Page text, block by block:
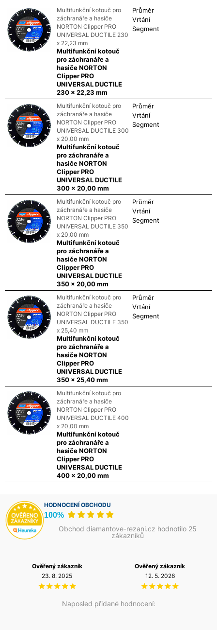
Multifunkční kotouč pro
záchranáře a hasiče
NORTON Clipper PRO
UNIVERSAL DUCTILE 230
x 22,23 mm
Multifunkční kotouč
pro záchranáře a
hasiče NORTON
Clipper PRO
UNIVERSAL DUCTILE
230 x 22,23 mm
Průměr
Vrtání
Segment
Multifunkční kotouč pro
záchranáře a hasiče
NORTON Clipper PRO
UNIVERSAL DUCTILE 300
x 20,00 mm
Multifunkční kotouč
pro záchranáře a
hasiče NORTON
Clipper PRO
UNIVERSAL DUCTILE
300 x 20,00 mm
Průměr
Vrtání
Segment
Multifunkční kotouč pro
záchranáře a hasiče
NORTON Clipper PRO
UNIVERSAL DUCTILE 350
x 20,00 mm
Multifunkční kotouč
pro záchranáře a
hasiče NORTON
Clipper PRO
UNIVERSAL DUCTILE
350 x 20,00 mm
Průměr
Vrtání
Segment
Multifunkční kotouč pro
záchranáře a hasiče
NORTON Clipper PRO
UNIVERSAL DUCTILE 350
x 25,40 mm
Multifunkční kotouč
pro záchranáře a
hasiče NORTON
Clipper PRO
UNIVERSAL DUCTILE
350 x 25,40 mm
Průměr
Vrtání
Segment
Multifunkční kotouč pro
záchranáře a hasiče
NORTON Clipper PRO
UNIVERSAL DUCTILE 400
x 20,00 mm
Multifunkční kotouč
pro záchranáře a
hasiče NORTON
Clipper PRO
UNIVERSAL DUCTILE
400 x 20,00 mm
HODNOCENÍ OBCHODU
100%
Obchod diamantove-rezani.cz hodnotilo 25
zákazníků
Naposled přidané hodnocení:
Ověřený zákazník
23. 8. 2025
Ověřený zákazník
12. 5. 2026